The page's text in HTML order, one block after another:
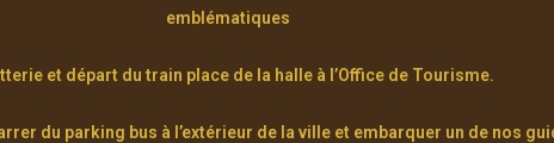
emblématiques
et départ du train place de la halle à l’Office de Tourisme.
du parking bus à l’extérieur de la ville et embarquer un de nos